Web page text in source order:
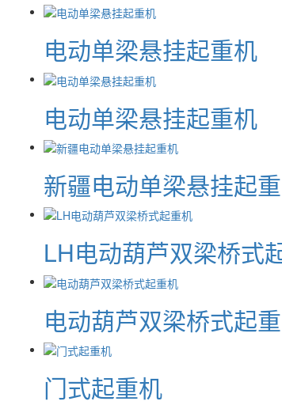
电动单梁悬挂起重机
电动单梁悬挂起重机
新疆电动单梁悬挂起
LH电动葫芦双梁桥式
电动葫芦双梁桥式起
门式起重机